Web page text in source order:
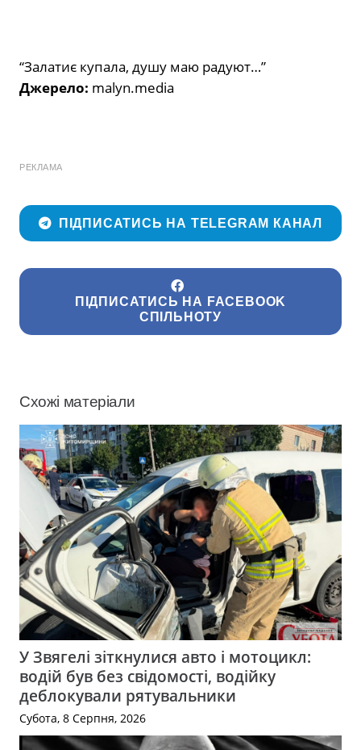
“Залатиє купала, душу маю радуют…”
Джерело: malyn.media
РЕКЛАМА
ПІДПИСАТИСЬ НА TELEGRAM КАНАЛ
ПІДПИСАТИСЬ НА FACEBOOK
СПІЛЬНОТУ
Схожі матеріали
У Звягелі зіткнулися авто і мотоцикл:
водій був без свідомості, водійку
деблокували рятувальники
Субота, 8 Серпня, 2026